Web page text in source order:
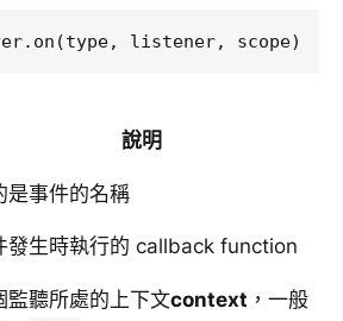
說明
是事件的名稱
發生時執行的 callback function
監聽所處的上下文context ，一般